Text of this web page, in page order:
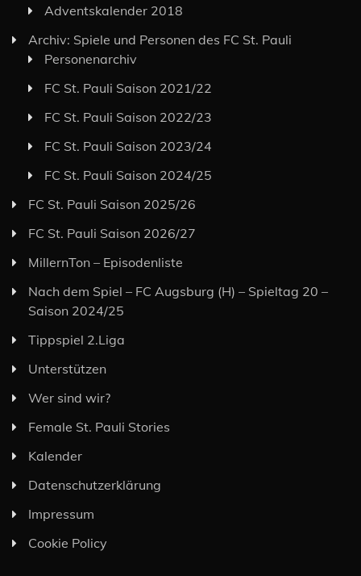
Adventskalender 2018
Archiv: Spiele und Personen des FC St. Pauli
Personenarchiv
FC St. Pauli Saison 2021/22
FC St. Pauli Saison 2022/23
FC St. Pauli Saison 2023/24
FC St. Pauli Saison 2024/25
FC St. Pauli Saison 2025/26
FC St. Pauli Saison 2026/27
MillernTon – Episodenliste
Nach dem Spiel – FC Augsburg (H) – Spieltag 20 –
Saison 2024/25
Tippspiel 2.Liga
Unterstützen
Wer sind wir?
Female St. Pauli Stories
Kalender
Datenschutzerklärung
Impressum
Cookie Policy